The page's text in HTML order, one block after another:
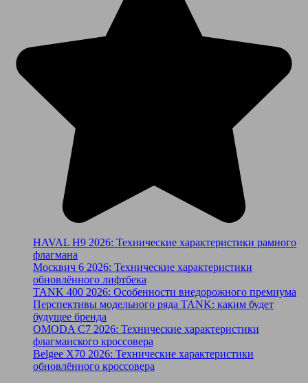
HAVAL H9 2026: Технические характеристики рамного
флагмана
Москвич 6 2026: Технические характеристики
обновлённого лифтбека
TANK 400 2026: Особенности внедорожного премиума
Перспективы модельного ряда TANK: каким будет
будущее бренда
OMODA C7 2026: Технические характеристики
флагманского кроссовера
Belgee X70 2026: Технические характеристики
обновлённого кроссовера